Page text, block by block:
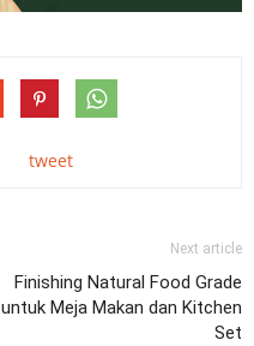
tweet
Next article
Finishing Natural Food Grade
untuk Meja Makan dan Kitchen
Set